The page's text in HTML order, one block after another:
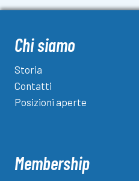
Chi siamo
Storia
Contatti
Posizioni aperte
Membership